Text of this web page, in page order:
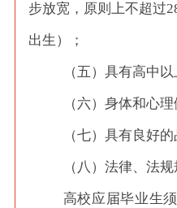
步放宽，原则上不超过
出生）；
（五）具有高中
（六）身体和心理
（七）具有良好的
（八）法律、法
高校应届毕业生